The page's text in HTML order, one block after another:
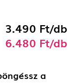
3.490 Ft/db
6.480 Ft/db
a